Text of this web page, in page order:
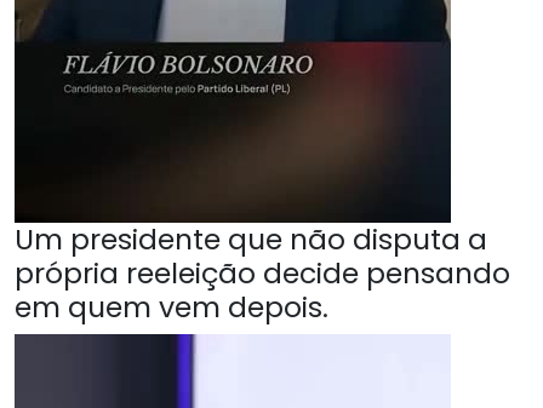
Um presidente que não disputa a
própria reeleição decide pensando
em quem vem depois.